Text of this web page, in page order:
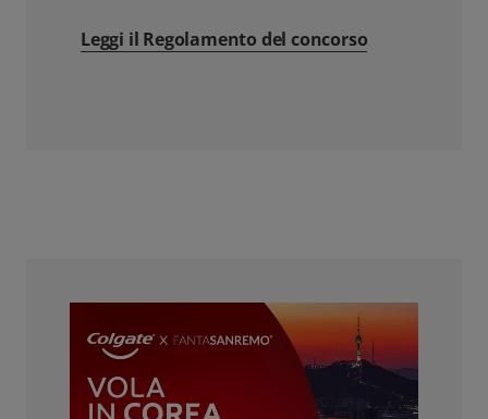
Leggi il Regolamento del concorso